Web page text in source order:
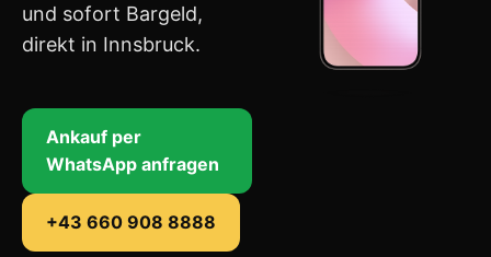
und sofort Bargeld,
direkt in Innsbruck.
Ankauf per
WhatsApp anfragen
+43 660 908 8888